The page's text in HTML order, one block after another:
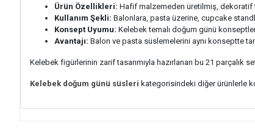
Ürün Özellikleri: Hafif malzemeden üretilmiş, dekoratif
Kullanım Şekli: Balonlara, pasta üzerine, cupcake
Konsept Uyumu: Kelebek temalı doğum günü
Avantajı: Balon ve pasta süslemelerini aynı konseptte
Kelebek figürlerinin zarif tasarımıyla hazırlanan bu 21 parçalık
Kelebek doğum günü süsleri kategorisindeki diğer ürünlerle